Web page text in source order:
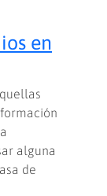
en
alguna
de